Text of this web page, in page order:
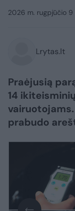
2026 m. rugpjūčio 9
Lrytas.lt
Praėjusią
14
prabudo